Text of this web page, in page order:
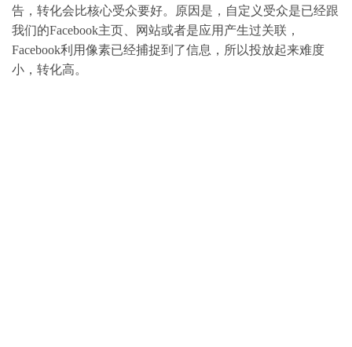
告，转化会比核心受众要好。原因是，自定义受众是已经跟
我们的Facebook主页、网站或者是应用产生过关联，
Facebook利用像素已经捕捉到了信息，所以投放起来难度
小，转化高。